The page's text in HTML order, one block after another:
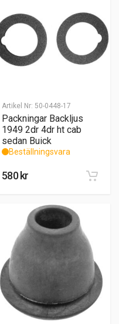
Artikel Nr: 50-0448-17
Packningar Backljus
1949 2dr 4dr ht cab
sedan Buick
Beställningsvara
580 kr